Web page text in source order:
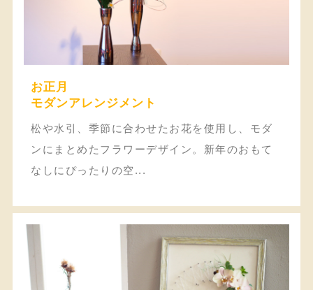
お正月
モダンアレンジメント
松や水引、季節に合わせたお花を使用し、モダ
ンにまとめたフラワーデザイン。 新年のおもて
なしにぴったりの空...